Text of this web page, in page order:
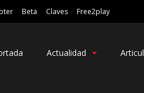
Beta Claves Free2play
Actualidad